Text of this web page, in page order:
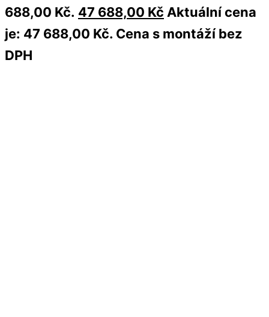
688,00 Kč. 47 688,00 Kč Aktuální cena
je: 47 688,00 Kč. Cena s montáží bez
DPH